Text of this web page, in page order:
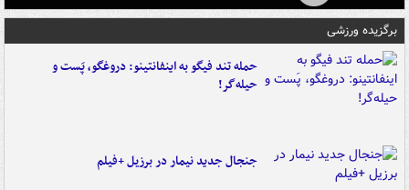
برگزیده ورزشی
حمله تند فیگو به اینفانتینو: دروغگو، پَست‌ و
حیله‌گر!
جنجال جدید نیمار در برزیل +فیلم